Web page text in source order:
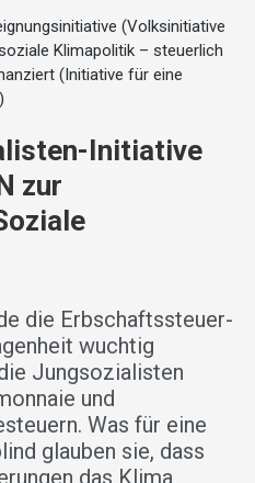
(Volksinitiative
Klimapolitik – steuerlich
(Initiative für eine
Initiative
zur
die Erbschaftssteuer-
wuchtig
Jungsozialisten
und
Was für eine
glauben sie, dass
das Klima